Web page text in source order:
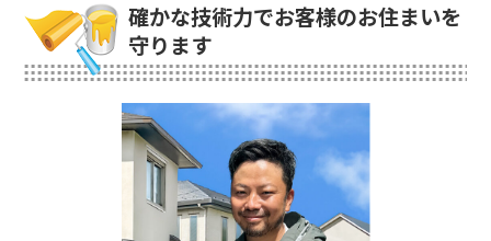
確かな技術力でお客様のお住まいを
守ります